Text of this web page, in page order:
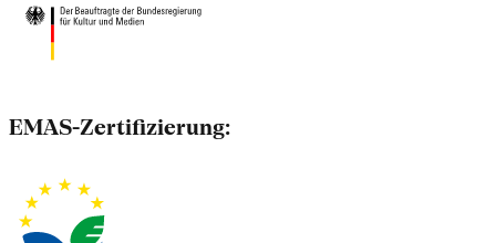
EMAS-Zertifizierung: